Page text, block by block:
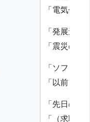
「電気代を
「発展途
「震災の
「ソフト
「以前、
「先日の
「（求職